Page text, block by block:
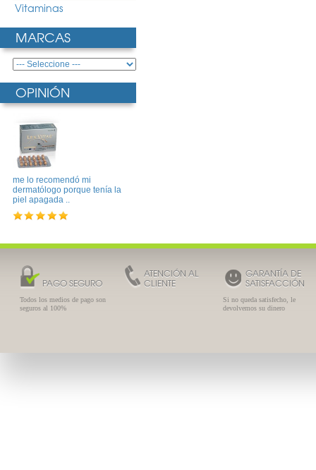
Vitaminas
MARCAS
OPINIÓN
me lo recomendó mi
dermatólogo porque tenía la
piel apagada ..
PAGO SEGURO
Todos los medios de pago son
seguros al 100%
ATENCIÓN AL
CLIENTE
GARANTÍA DE
SATISFACCIÓN
Si no queda satisfecho, le
devolvemos su dinero